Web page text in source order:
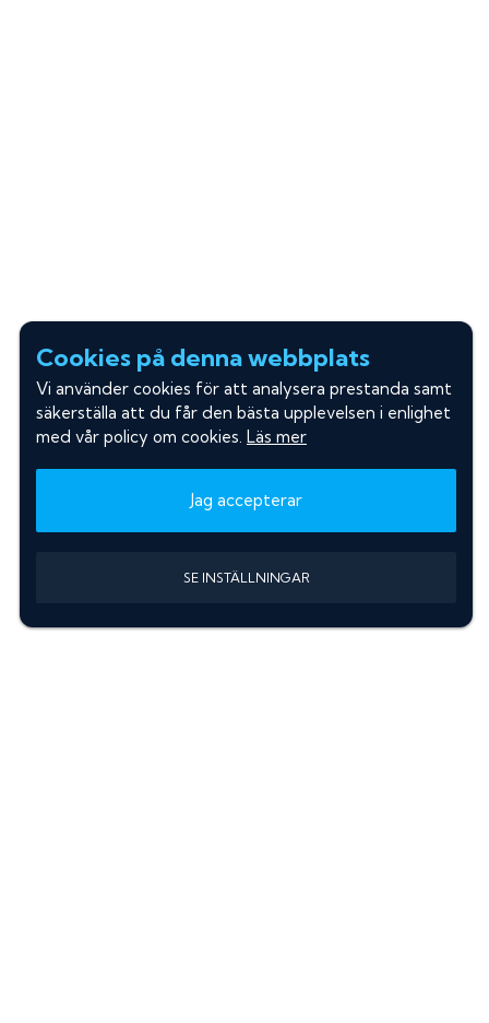
Cookies på denna webbplats
Vi använder cookies för att analysera prestanda samt
säkerställa att du får den bästa upplevelsen i enlighet
med vår policy om cookies. Läs mer
Jag accepterar
SE INSTÄLLNINGAR